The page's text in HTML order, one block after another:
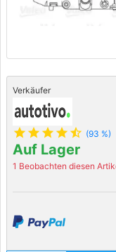
Verkäufer
star star star star star_half (93 %)
Auf Lager
1 Beobachten diesen